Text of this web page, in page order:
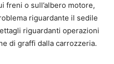
freni o sull’albero motore,
riguardante il sedile
riguardanti operazioni
di graffi dalla carrozzeria.